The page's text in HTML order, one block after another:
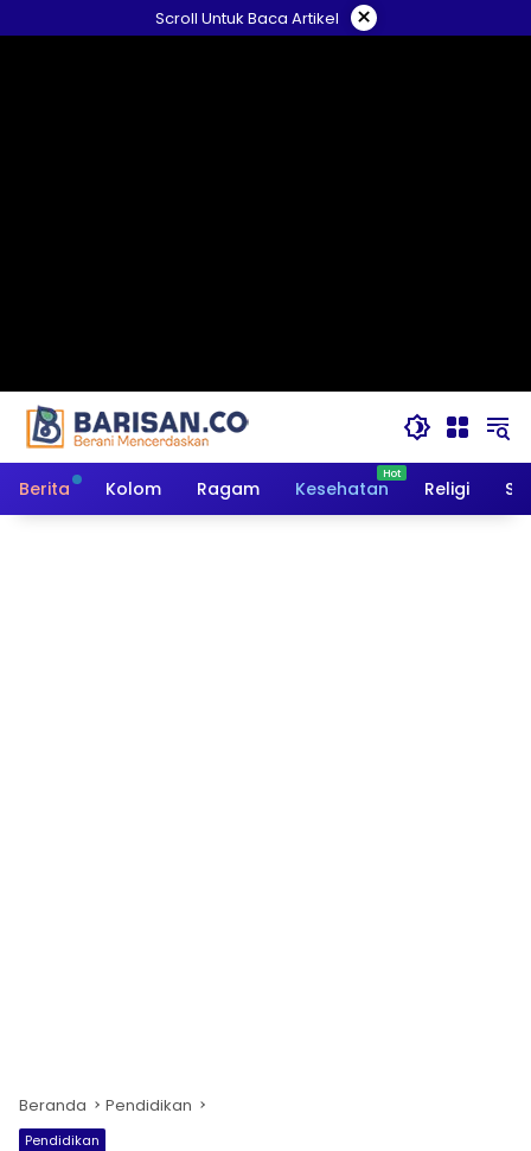
ke
Scroll Untuk Baca Artikel ×
Berita Kolom Ragam Kesehatan Religi
Beranda Pendidikan
Pendidikan